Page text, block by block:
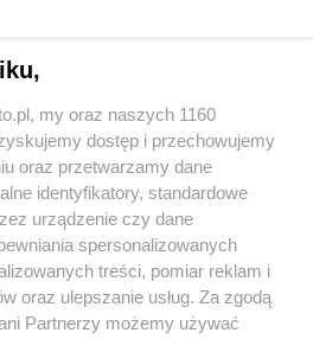
regulamin korzystania z portali
Skontaktuj sięz nami
my oraz naszych 1160
dostęp i przechowujemy
oraz przetwarzamy dane
identyfikatory, standardowe
urządzenie czy dane
spersonalizowanych
treści, pomiar reklam i
oraz ulepszanie usług. Za zgodą
Partnerzy możemy używać